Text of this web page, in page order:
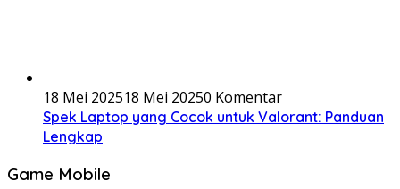
18 Mei 202518 Mei 20250 Komentar
Spek Laptop yang Cocok untuk Valorant: Panduan
Lengkap
Game Mobile